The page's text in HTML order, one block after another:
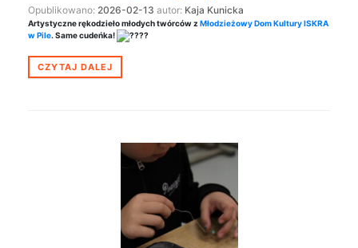
Opublikowano: 2026-02-13 autor: Kaja Kunicka
Artystyczne rękodzieło młodych twórców z Młodzieżowy Dom Kultury ISKRA
w Pile. Same cudeńka!
CZYTAJ DALEJ